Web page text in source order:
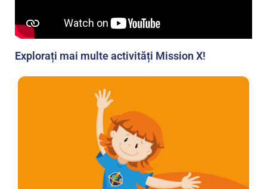
Explorați mai multe activități Mission X!